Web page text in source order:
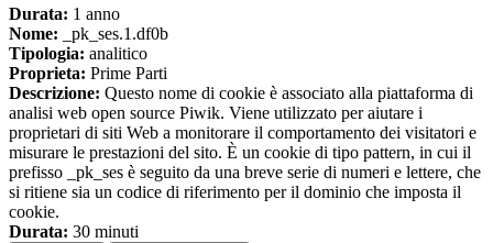
Durata: 1 anno
Nome: _pk_ses.1.df0b
Tipologia: analitico
Proprieta: Prime Parti
Descrizione: Questo nome di cookie è associato alla piattaforma di
analisi web open source Piwik. Viene utilizzato per aiutare i
proprietari di siti Web a monitorare il comportamento dei visitatori e
misurare le prestazioni del sito. È un cookie di tipo pattern, in cui il
prefisso _pk_ses è seguito da una breve serie di numeri e lettere, che
si ritiene sia un codice di riferimento per il dominio che imposta il
cookie.
Durata: 30 minuti